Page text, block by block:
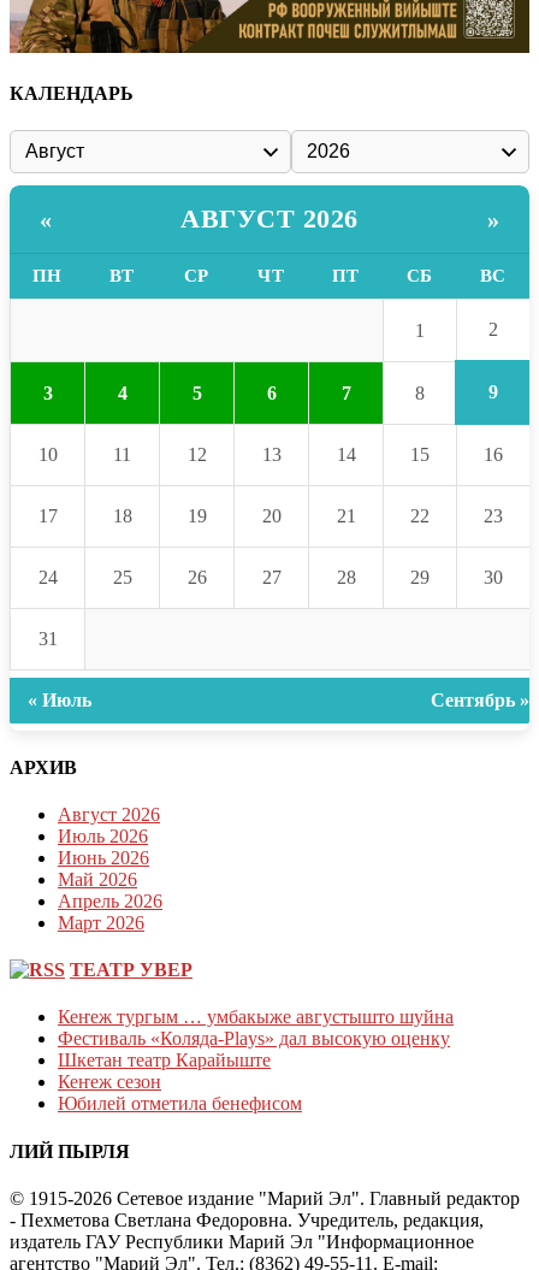
КАЛЕНДАРЬ
« АВГУСТ 2026 »
ПН ВТ СР ЧТ ПТ СБ ВС
1 2
3 4 5 6 7 8 9
10 11 12 13 14 15 16
17 18 19 20 21 22 23
24 25 26 27 28 29 30
31
« Июль Сентябрь »
АРХИВ
Август 2026
Июль 2026
Июнь 2026
Май 2026
Апрель 2026
Март 2026
ТЕАТР УВЕР
Кеҥеж тургым … умбакыже августышто шуйна
Фестиваль «Коляда-Plays» дал высокую оценку
Шкетан театр Карайыште
Кеҥеж сезон
Юбилей отметила бенефисом
ЛИЙ ПЫРЛЯ
© 1915-2026 Сетевое издание "Марий Эл". Главный редактор
- Пехметова Светлана Федоровна. Учредитель, редакция,
издатель ГАУ Республики Марий Эл "Информационное
агентство "Марий Эл". Тел.: (8362) 49-55-11. E-mail: